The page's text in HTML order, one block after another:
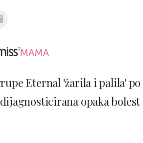
Eternal 'žarila i palila' po
opaka bolest